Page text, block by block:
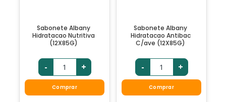
Sabonete Albany
Hidratacao Nutritiva
(12X85G)
- +
Comprar
Sabonete Albany
Hidratacao Antibac
C/ave (12X85G)
- +
Comprar